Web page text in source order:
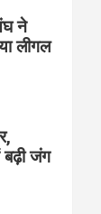
ने
लीगल
बढ़ी जंग